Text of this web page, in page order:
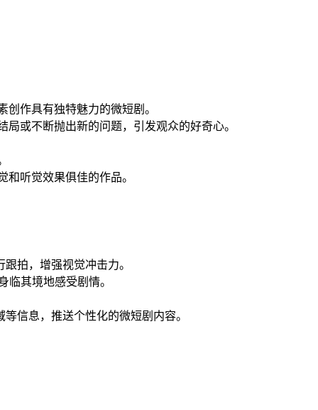
作具有独特魅力的微短剧。
或不断抛出新的问题，引发观众的好奇心。
听觉效果俱佳的作品。
拍，增强视觉冲击力。
其境地感受剧情。
信息，推送个性化的微短剧内容。